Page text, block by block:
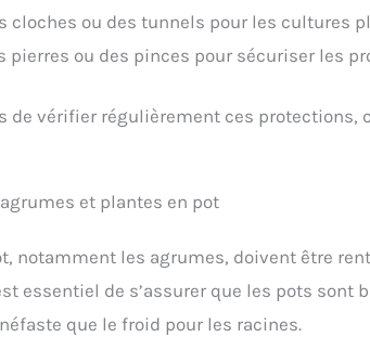
cloches ou des tunnels pour les cultures
pierres ou des pinces pour sécuriser les
de vérifier régulièrement ces protections,
et plantes en pot
notamment les agrumes, doivent être
essentiel de s’assurer que les pots sont
que le froid pour les racines.